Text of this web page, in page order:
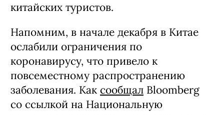
китайских туристов.
Напомним, в начале декабря в Китае
ослабили ограничения по
коронавирусу, что привело к
повсеместному распространению
заболевания. Как сообщал Bloomberg
со ссылкой на Национальную